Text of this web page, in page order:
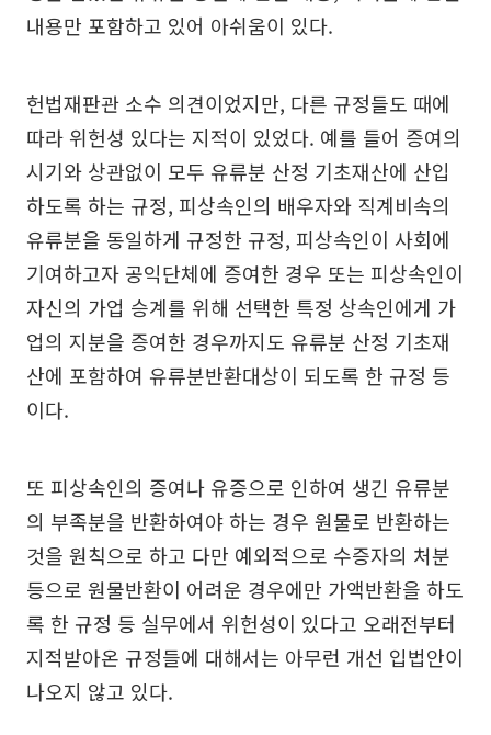
내용만 포함하고 있어 아쉬움이 있다.
헌법재판관 소수 의견이었지만, 다른 규정들도 때에
따라 위헌성 있다는 지적이 있었다. 예를 들어 증여의
시기와 상관없이 모두 유류분 산정 기초재산에 산입
하도록 하는 규정, 피상속인의 배우자와 직계비속의
유류분을 동일하게 규정한 규정, 피상속인이 사회에
기여하고자 공익단체에 증여한 경우 또는 피상속인이
자신의 가업 승계를 위해 선택한 특정 상속인에게 가
업의 지분을 증여한 경우까지도 유류분 산정 기초재
산에 포함하여 유류분반환대상이 되도록 한 규정 등
이다.
또 피상속인의 증여나 유증으로 인하여 생긴 유류분
의 부족분을 반환하여야 하는 경우 원물로 반환하는
것을 원칙으로 하고 다만 예외적으로 수증자의 처분
등으로 원물반환이 어려운 경우에만 가액반환을 하도
록 한 규정 등 실무에서 위헌성이 있다고 오래전부터
지적받아온 규정들에 대해서는 아무런 개선 입법안이
나오지 않고 있다.